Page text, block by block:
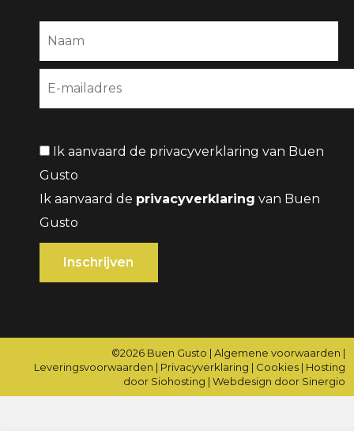
Ik aanvaard de privacyverklaring van Buen
Gusto
Ik aanvaard de privacyverklaring van Buen
Gusto
©2026 Buen Gusto | Algemene voorwaarden |
Leveringsvoorwaarden | Privacyverklaring | Cookies | Hosting
door Siohosting | Webdesign door Sinergio